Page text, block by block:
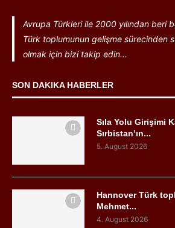
Avrupa Türkleri ile 2000 yılından beri
Türk toplumunun gelişme sürecinden
olmak için bizi takip edin...
SON DAKIKA HABERLER
Sıla Yolu Girişimi
Sırbistan’ın...
5. August 2026
Hannover Türk
Mehmet...
4. August 2026